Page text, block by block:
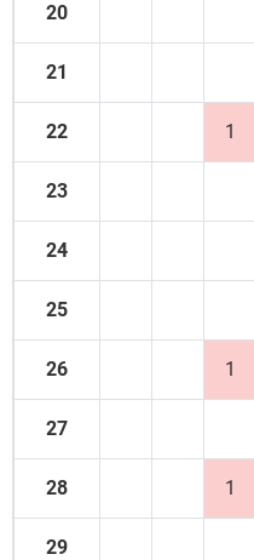
20
21
22 1
23
24
25
26 1
27
28 1
29